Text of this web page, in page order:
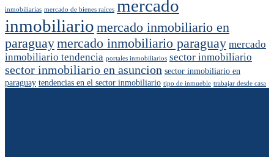
inmobiliarias mercado de bienes raíces mercado
inmobiliario mercado inmobiliario en
paraguaymercado inmobiliario paraguay mercado
inmobiliario tendencia portales inmobiliarios sector inmobiliario
sector inmobiliario en asuncion sector inmobiliario en
paraguay tendencias en el sector inmobiliario tipo de inmueble trabajar desde casa